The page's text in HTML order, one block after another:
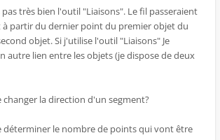
pas très bien l'outil "Liaisons". Le fil passeraient
partir du dernier point du premier objet du
objet. Si j'utilise l'outil "Liaisons" Je
autre lien entre les objets (je dispose de deux
changer la direction d'un segment?
déterminer le nombre de points qui vont être